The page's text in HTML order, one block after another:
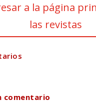
a la página
las revistas
comentario